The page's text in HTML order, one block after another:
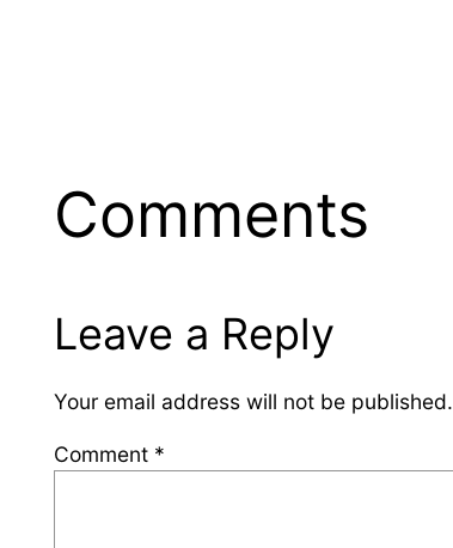
Comments
Leave a Reply
Your email address will not be published.
Comment *